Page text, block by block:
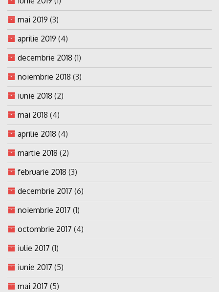
mai 2019 (3)
aprilie 2019 (4)
decembrie 2018 (1)
noiembrie 2018 (3)
iunie 2018 (2)
mai 2018 (4)
aprilie 2018 (4)
martie 2018 (2)
februarie 2018 (3)
decembrie 2017 (6)
noiembrie 2017 (1)
octombrie 2017 (4)
iulie 2017 (1)
iunie 2017 (5)
mai 2017 (5)